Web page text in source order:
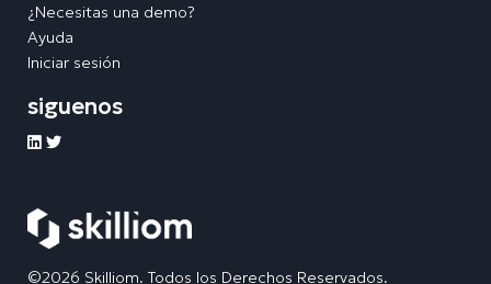
©2026 Skilliom. Todos los Derechos Reservados.
¿Necesitas una demo?
Ayuda
Iniciar sesión
siguenos